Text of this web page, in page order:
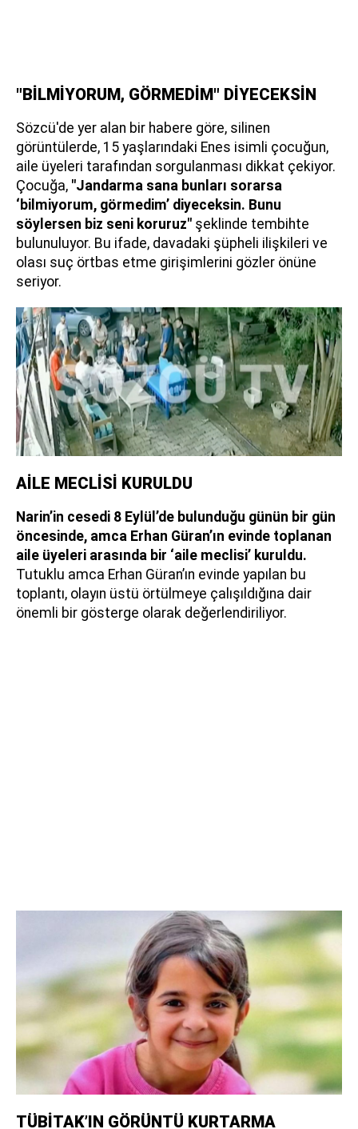
"BİLMİYORUM, GÖRMEDİM" DİYECEKSİN
Sözcü'de yer alan bir habere göre, silinen
görüntülerde, 15 yaşlarındaki Enes isimli çocuğun,
aile üyeleri tarafından sorgulanması dikkat çekiyor.
Çocuğa, "Jandarma sana bunları sorarsa
‘bilmiyorum, görmedim’ diyeceksin. Bunu
söylersen biz seni koruruz" şeklinde tembihte
bulunuluyor. Bu ifade, davadaki şüpheli ilişkileri ve
olası suç örtbas etme girişimlerini gözler önüne
seriyor.
AİLE MECLİSİ KURULDU
Narin’in cesedi 8 Eylül’de bulunduğu günün bir gün
öncesinde, amca Erhan Güran’ın evinde toplanan
aile üyeleri arasında bir ‘aile meclisi’ kuruldu.
Tutuklu amca Erhan Güran’ın evinde yapılan bu
toplantı, olayın üstü örtülmeye çalışıldığına dair
önemli bir gösterge olarak değerlendiriliyor.
TÜBİTAK’IN GÖRÜNTÜ KURTARMA